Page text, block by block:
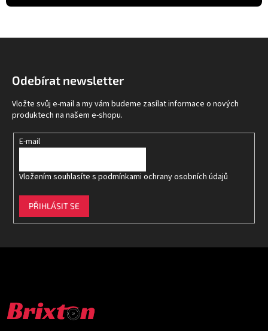
Odebírat newsletter
Vložte svůj e-mail a my vám budeme zasílat informace o nových
produktech na našem e-shopu.
E-mail
Vložením souhlasíte s podmínkami ochrany osobních údajů
PŘIHLÁSIT SE